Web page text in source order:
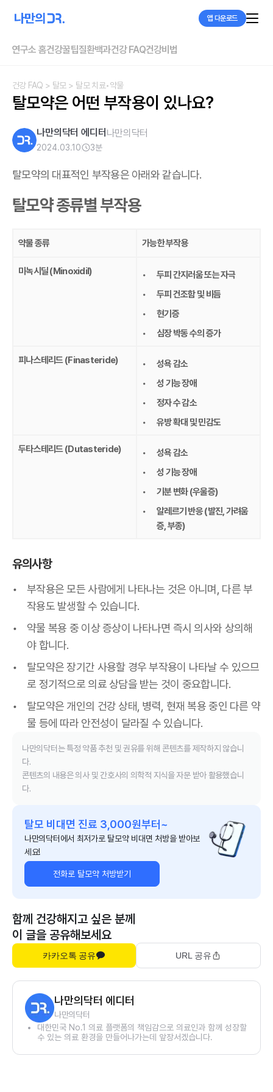
앱 다운로드
연구소 홈건강꿀팁질환백과건강 FAQ건강비법
건강 FAQ > 탈모 > 탈모 치료•약물
탈모약은 어떤 부작용이 있나요?
나만의닥터 에디터 나만의닥터
2024.03.10 3분
탈모약의 대표적인 부작용은 아래와 같습니다.
탈모약 종류별 부작용
약물 종류 가능한 부작용
미녹시딜 (Minoxidil)
두피 간지러움 또는 자극
두피 건조함 및 비듬
현기증
심장 박동 수의 증가
피나스테리드 (Finasteride)
성욕 감소
성 기능 장애
정자 수 감소
유방 확대 및 민감도
두타스테리드 (Dutasteride)
성욕 감소
성 기능 장애
기분 변화 (우울증)
알레르기 반응 (발진, 가려움
증, 부종)
유의사항
부작용은 모든 사람에게 나타나는 것은 아니며, 다른 부
작용도 발생할 수 있습니다.
약물 복용 중 이상 증상이 나타나면 즉시 의사와 상의해
야 합니다.
탈모약은 장기간 사용할 경우 부작용이 나타날 수 있으므
로 정기적으로 의료 상담을 받는 것이 중요합니다.
탈모약은 개인의 건강 상태, 병력, 현재 복용 중인 다른 약
물 등에 따라 안전성이 달라질 수 있습니다.
나만의닥터는 특정 약품 추천 및 권유를 위해 콘텐츠를 제작하지 않습니
다.
콘텐츠의 내용은 의사 및 간호사의 의학적 지식을 자문 받아 활용했습니
다.
탈모 비대면 진료 3,000원부터~
나만의닥터에서 최저가로 탈모약 비대면 처방을 받아보
세요!
전화로 탈모약 처방받기
함께 건강해지고 싶은 분께
이 글을 공유해보세요
카카오톡 공유 URL 공유
나만의닥터 에디터
나만의닥터
대한민국 No.1 의료 플랫폼의 책임감으로 의료인과 함께 성장할
수 있는 의료 환경을 만들어나가는데 앞장서겠습니다.